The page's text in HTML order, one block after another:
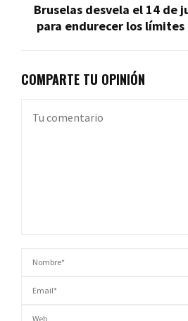
Bruselas desvela el 14 de
para endurecer los límites
COMPARTE TU OPINIÓN